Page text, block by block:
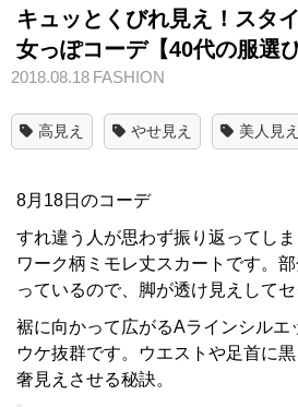
キュッとくびれ見え！スタ
女っぽコーデ【40代の服選び
2018.08.18 FASHION
高見え やせ見え 美人見え
8月18日のコーデ
すれ違う人が思わず振り返ってし
ワーク柄ミモレ丈スカートです。
っているので、脚が透け見えしてセ
裾に向かって広がるAラインシルエ
ウケ抜群です。ウエストや足首に
奢見えさせる秘訣。